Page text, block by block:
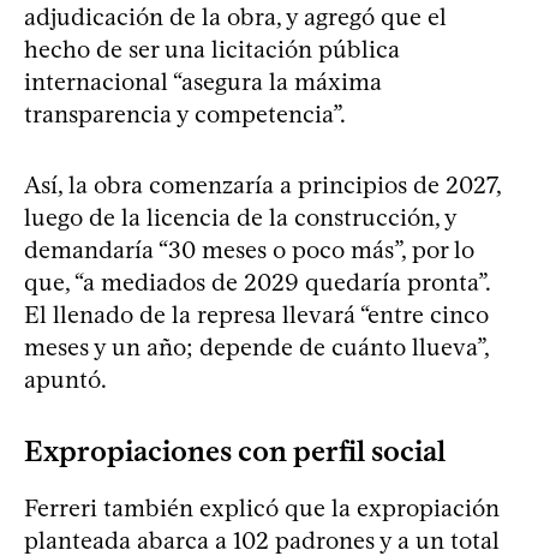
adjudicación de la obra, y agregó que el
hecho de ser una licitación pública
internacional “asegura la máxima
transparencia y competencia”.
Así, la obra comenzaría a principios de 2027,
luego de la licencia de la construcción, y
demandaría “30 meses o poco más”, por lo
que, “a mediados de 2029 quedaría pronta”.
El llenado de la represa llevará “entre cinco
meses y un año; depende de cuánto llueva”,
apuntó.
Expropiaciones con perfil social
Ferreri también explicó que la expropiación
planteada abarca a 102 padrones y a un total